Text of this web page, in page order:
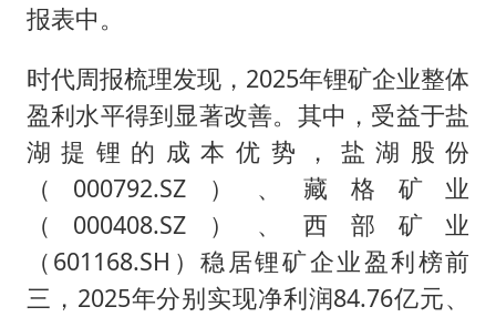
报表中。
时代周报梳理发现，2025年锂矿企业整体
盈利水平得到显著改善。其中，受益于盐
湖提锂的成本优势，盐湖股份
（000792.SZ）、藏格矿业
（000408.SZ）、西部矿业
（601168.SH）稳居锂矿企业盈利榜前
三，2025年分别实现净利润84.76亿元、